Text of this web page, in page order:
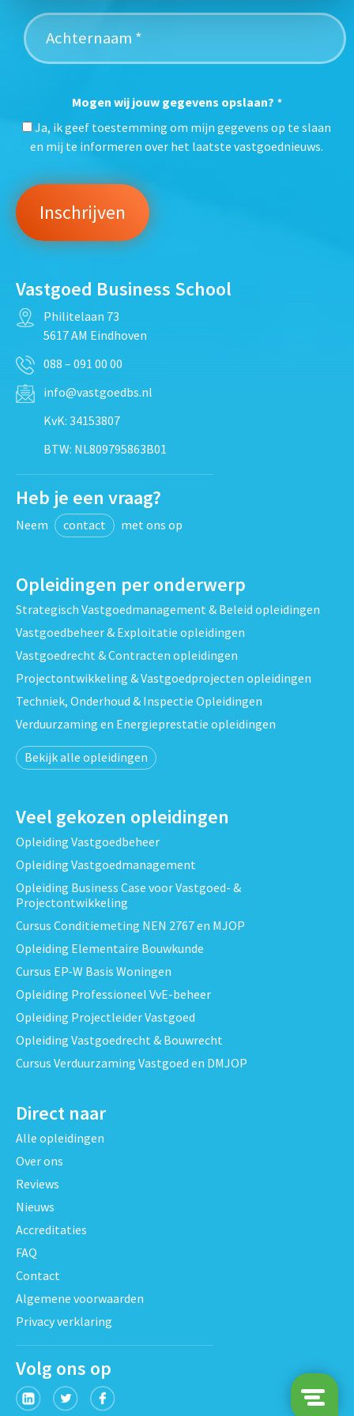
Mogen wij jouw gegevens opslaan? *
Ja, ik geef toestemming om mijn gegevens op te slaan
en mij te informeren over het laatste vastgoednieuws.
Vastgoed Business School
Philitelaan 73
5617 AM Eindhoven
088 – 091 00 00
info@vastgoedbs.nl
KvK: 34153807
BTW: NL809795863B01
Heb je een vraag?
Neem contact met ons op
Opleidingen per onderwerp
Strategisch Vastgoedmanagement & Beleid opleidingen
Vastgoedbeheer & Exploitatie opleidingen
Vastgoedrecht & Contracten opleidingen
Projectontwikkeling & Vastgoedprojecten opleidingen
Techniek, Onderhoud & Inspectie Opleidingen
Verduurzaming en Energieprestatie opleidingen
Bekijk alle opleidingen
Veel gekozen opleidingen
Opleiding Vastgoedbeheer
Opleiding Vastgoedmanagement
Opleiding Business Case voor Vastgoed- &
Projectontwikkeling
Cursus Conditiemeting NEN 2767 en MJOP
Opleiding Elementaire Bouwkunde
Cursus EP-W Basis Woningen
Opleiding Professioneel VvE-beheer
Opleiding Projectleider Vastgoed
Opleiding Vastgoedrecht & Bouwrecht
Cursus Verduurzaming Vastgoed en DMJOP
Direct naar
Alle opleidingen
Over ons
Reviews
Nieuws
Accreditaties
FAQ
Contact
Algemene voorwaarden
Privacy verklaring
Volg ons op